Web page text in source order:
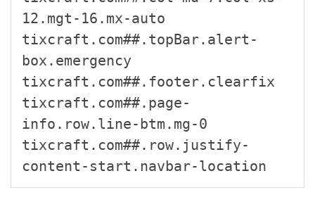
12.mgt-16.mx-auto
tixcraft.com##.topBar.alert-
box.emergency
tixcraft.com##.footer.clearfix
tixcraft.com##.page-
info.row.line-btm.mg-0
tixcraft.com##.row.justify-
content-start.navbar-location